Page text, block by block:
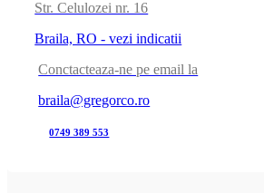
Str. Celulozei nr. 16
Braila, RO - vezi indicatii
Conctacteaza-ne pe email la
braila@gregorco.ro
0749 389 553